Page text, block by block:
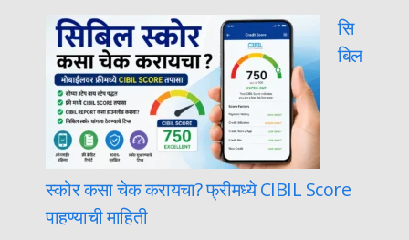
सि
बिल
स्कोर कसा चेक करायचा? फ्रीमध्ये CIBIL Score
पाहण्याची माहिती